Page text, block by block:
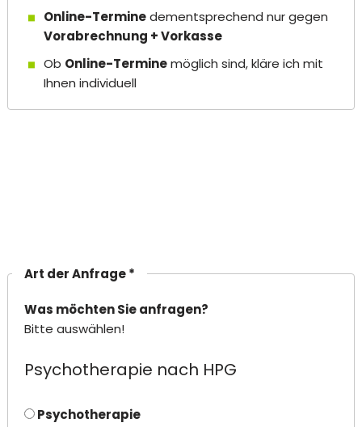
Online-Terminedementsprechend nur gegen
Vorabrechnung + Vorkasse
Ob Online-Terminemöglich sind, kläre ich mit
Ihnen individuell
Art der Anfrage *
Was möchten Sie anfragen?
Bitte auswählen!
Psychotherapie nach HPG
Psychotherapie